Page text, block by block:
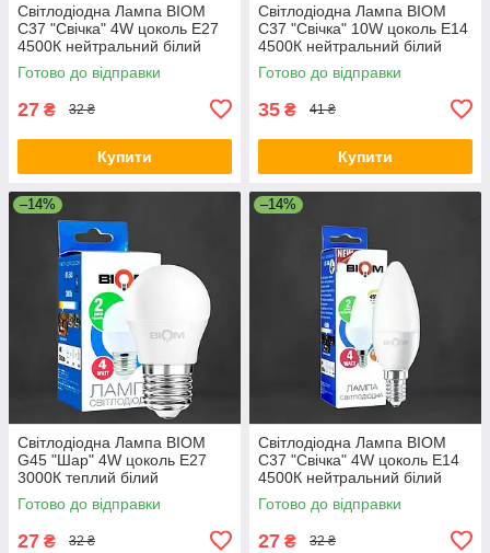
Світлодіодна Лампа BIOM
С37 "Свічка" 4W цоколь Е27
4500К нейтральний білий
Готово до відправки
27 ₴ 32 ₴
Купити
Світлодіодна Лампа BIOM
С37 "Свічка" 10W цоколь Е14
4500К нейтральний білий
Готово до відправки
35 ₴ 41 ₴
Купити
–14%
Світлодіодна Лампа BIOM
G45 "Шар" 4W цоколь Е27
3000К теплий білий
Готово до відправки
27 ₴ 32 ₴
–14%
Світлодіодна Лампа BIOM
С37 "Свічка" 4W цоколь Е14
4500К нейтральний білий
Готово до відправки
27 ₴ 32 ₴